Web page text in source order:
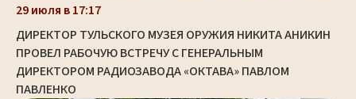
29 июля в 17:17
ДИРЕКТОР ТУЛЬСКОГО МУЗЕЯ ОРУЖИЯ НИКИТА АНИКИН
ПРОВЕЛ РАБОЧУЮ ВСТРЕЧУ С ГЕНЕРАЛЬНЫМ
ДИРЕКТОРОМ РАДИОЗАВОДА «ОКТАВА» ПАВЛОМ
ПАВЛЕНКО